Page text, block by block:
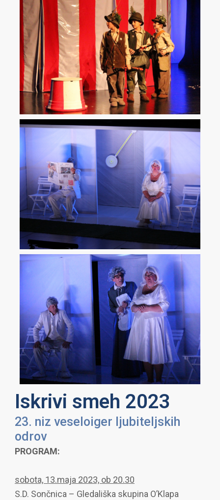
Iskrivi smeh 2023
23. niz veseloiger ljubiteljskih
odrov
PROGRAM:
sobota, 13.maja 2023, ob 20.30
S.D. Sončnica – Gledališka skupina O’Klapa